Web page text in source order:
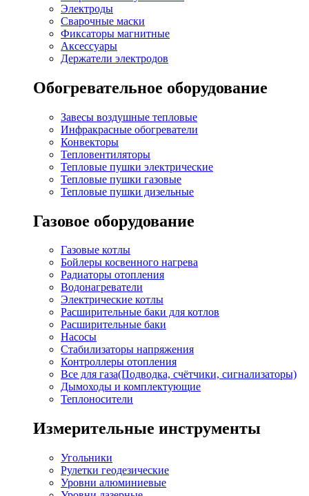
Электроды
Сварочные маски
Фиксаторы магнитные
Аксессуары
Держатели электродов
Обогревательное оборудование
Завесы воздушные тепловые
Инфракрасные обогреватели
Конвекторы
Тепловентиляторы
Тепловые пушки электрические
Тепловые пушки газовые
Тепловые пушки дизельные
Газовое оборудование
Газовые котлы
Бойлеры косвенного нагрева
Радиаторы отопления
Водонагреватели
Электрические котлы
Расширительные баки для котлов
Расширительные баки
Насосы
Стабилизаторы напряжения
Контроллеры отопления
Все для газа(Подводка, счётчики, сигнализаторы)
Дымоходы и комплектующие
Теплоносители
Измерительные инструменты
Угольники
Рулетки геодезические
Уровни алюминиевые